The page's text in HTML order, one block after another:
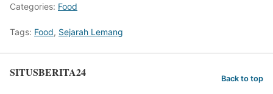
Categories: Food
Tags: Food, Sejarah Lemang
SITUSBERITA24 Back to top